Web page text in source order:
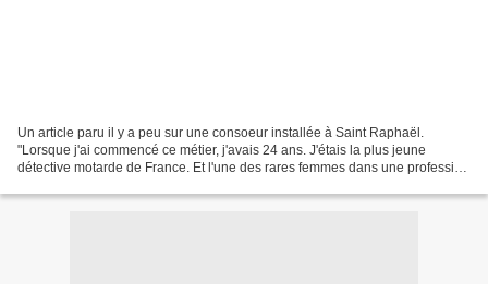
Un article paru il y a peu sur une consoeur installée à Saint Raphaël.
"Lorsque j'ai commencé ce métier, j'avais 24 ans. J'étais la plus jeune
détective motarde de France. Et l'une des rares femmes dans une profession